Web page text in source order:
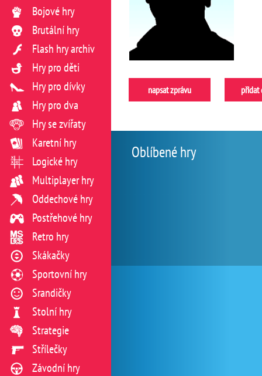
napsat zprávu přidat
Oblíbené hry
Bojové hry
Brutální hry
Flash hry archiv
Hry pro děti
Hry pro dívky
Hry pro dva
Hry se zvířaty
Karetní hry
Logické hry
Multiplayer hry
Oddechové hry
Postřehové hry
Retro hry
Skákačky
Sportovní hry
Srandičky
Stolní hry
Strategie
Střílečky
Závodní hry